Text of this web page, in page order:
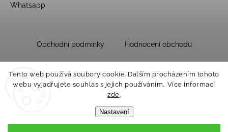
Tento web používá soubory cookie. Dalším procházením tohoto
webu vyjadřujete souhlas s jejich používáním.. Více informací
zde.
Nastavení
Whatsapp
Obchodní podmínky Hodnocení obchodu